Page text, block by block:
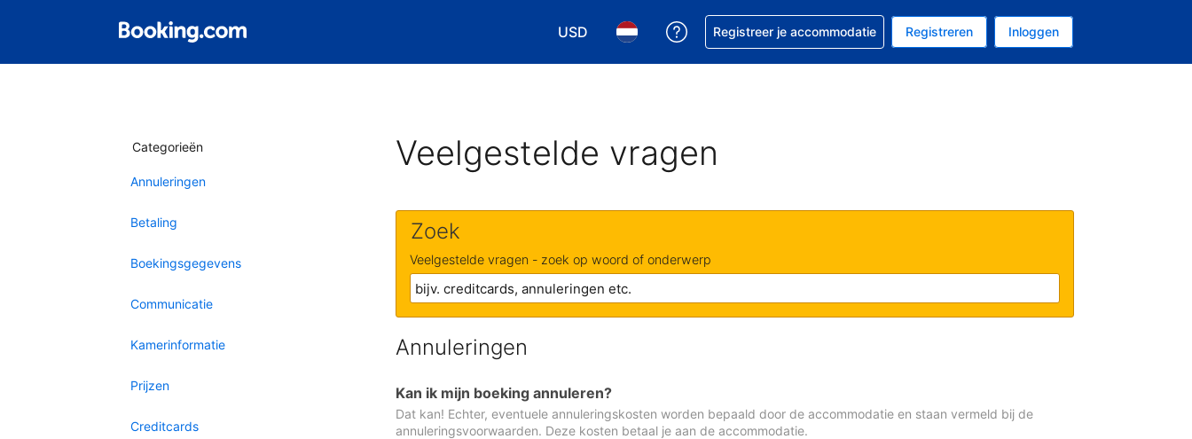
USD
Kies je valuta. Je huidige valuta is Amerikaanse dollar
Kies je taal. Je huidige taal is Nederlands
Krijg hulp bij je reservering
Registreer je accommodatie Registreren Inloggen
Categorieën
Annuleringen
Betaling
Boekingsgegevens
Communicatie
Kamerinformatie
Prijzen
Creditcards
Veelgestelde vragen
Zoek
Veelgestelde vragen - zoek op woord of onderwerp
Annuleringen
Kan ik mijn boeking annuleren?
Dat kan! Echter, eventuele annuleringskosten worden bepaald door de accommodatie en staan vermeld bij de
annuleringsvoorwaarden. Deze kosten betaal je aan de accommodatie.